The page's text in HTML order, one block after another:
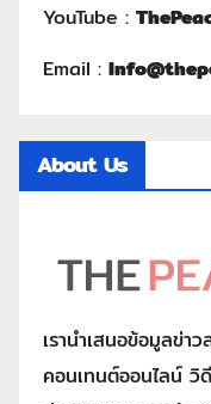
YouTube :
Email :
About Us
เรานำเสนอข้อมูลข่
คอนเทนต์ออนไลน์ วิ